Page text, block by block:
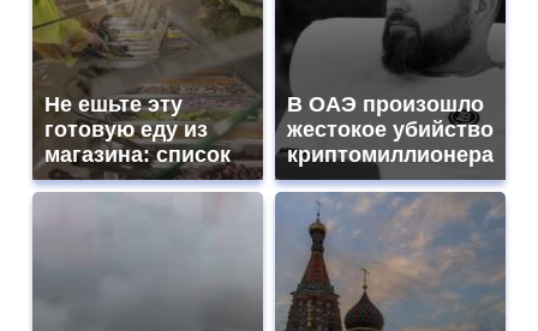
Не ешьте эту
готовую еду из
магазина: список
В ОАЭ произошло
жестокое убийство
криптомиллионера